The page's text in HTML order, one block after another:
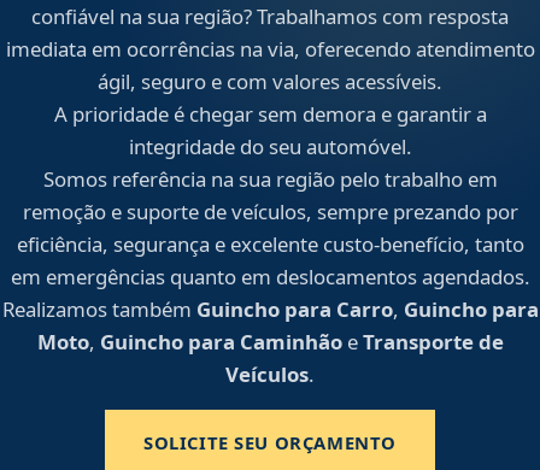
confiável na sua região? Trabalhamos com resposta
imediata em ocorrências na via, oferecendo atendimento
ágil, seguro e com valores acessíveis.
A prioridade é chegar sem demora e garantir a
integridade do seu automóvel.
Somos referência na sua região pelo trabalho em
remoção e suporte de veículos, sempre prezando por
eficiência, segurança e excelente custo-benefício, tanto
em emergências quanto em deslocamentos agendados.
Realizamos também Guincho para Carro, Guincho para
Moto, Guincho para CaminhãoeTransporte de
Veículos.
SOLICITE SEU ORÇAMENTO